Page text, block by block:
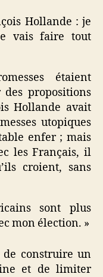
Hollande : je
vais faire tout
étaient
propositions
Hollande avait
utopiques
enfer ; mais
les Français, il
croient, sans
sont plus
mon élection. »
construire un
et de limiter